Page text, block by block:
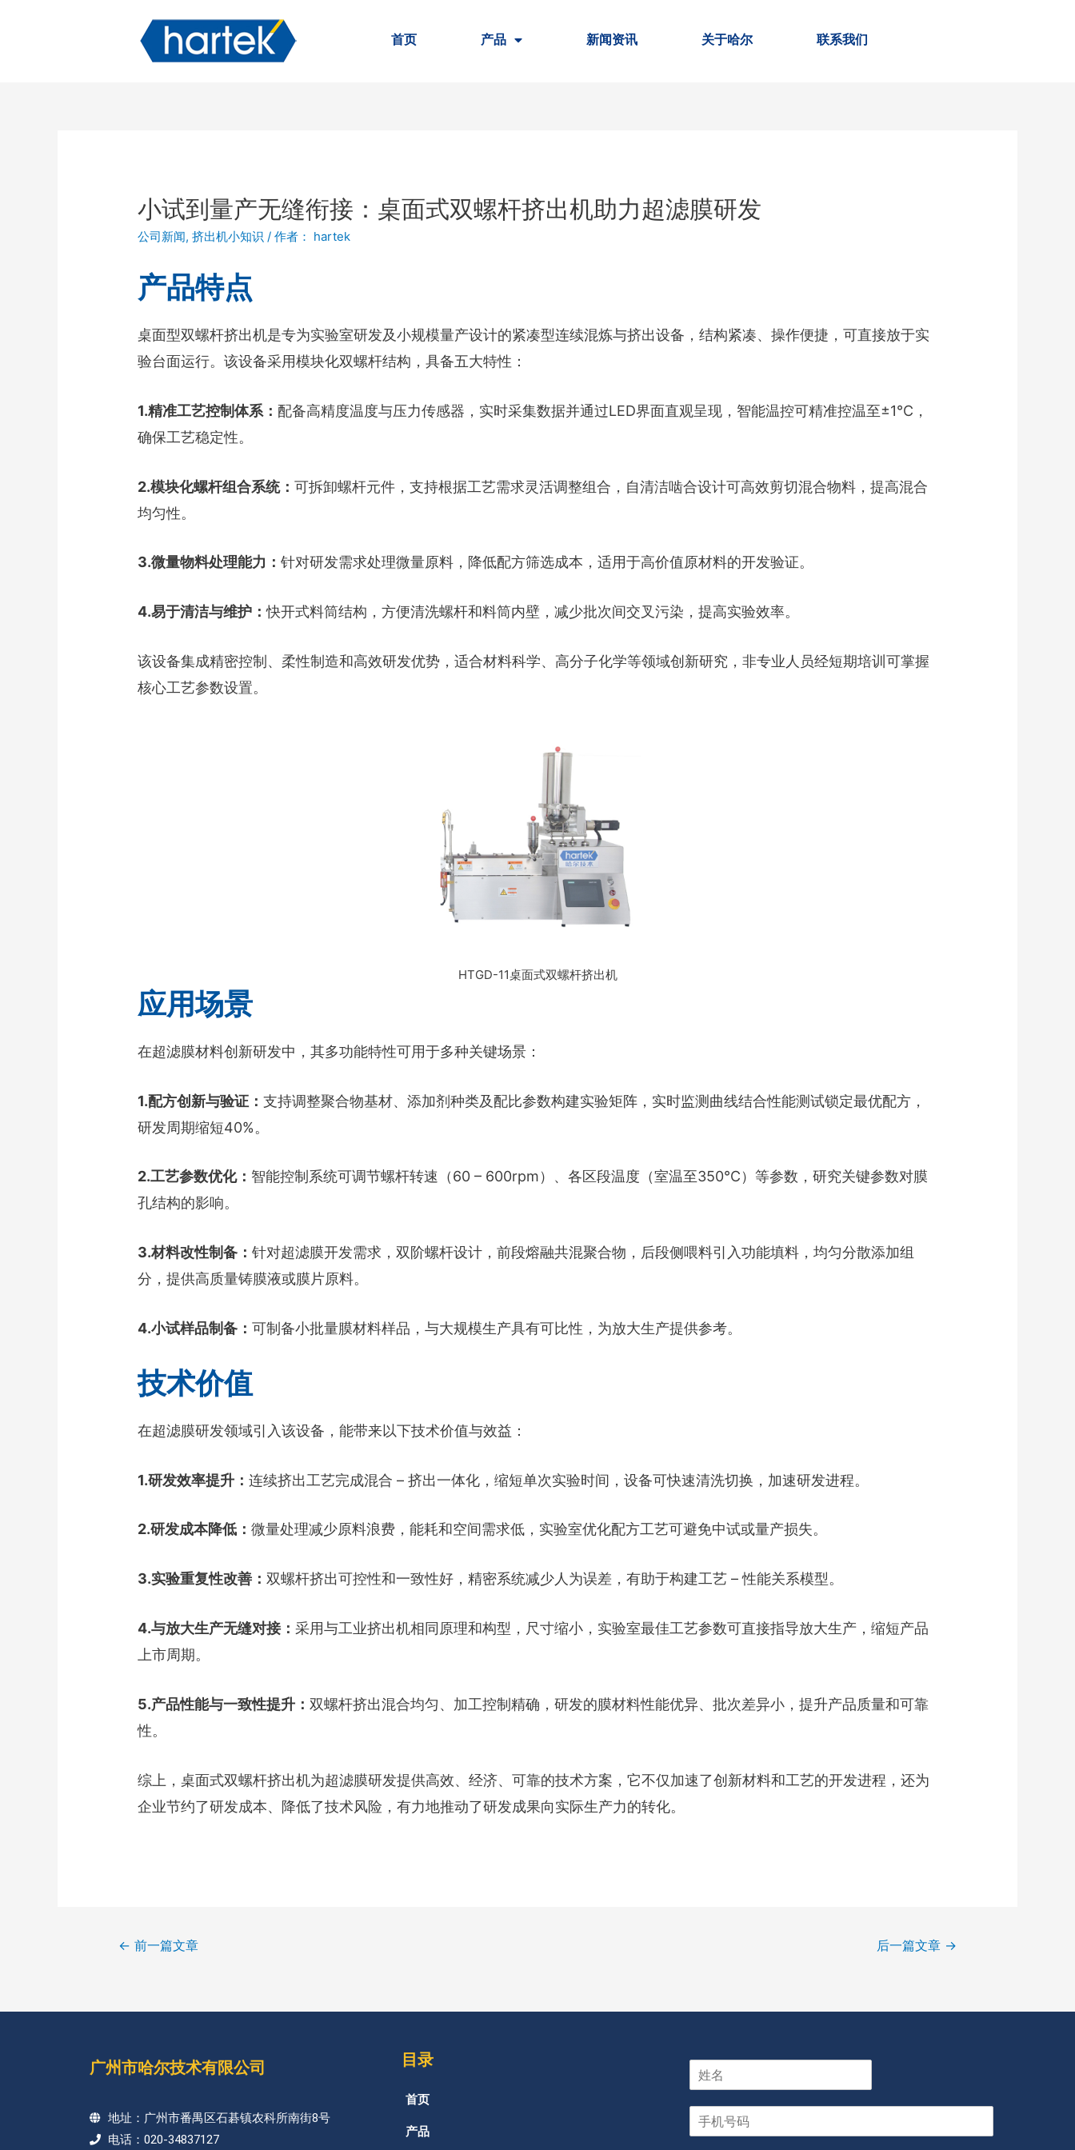
首页 产品 新闻资讯 关于哈尔 联系我们
小试到量产无缝衔接：桌面式双螺杆挤出机助力超滤膜研发
公司新闻,挤出机小知识 / 作者： hartek
产品特点
桌面型双螺杆挤出机是专为实验室研发及小规模量产设计的紧凑型连续混炼与挤出设备，结构紧凑、操作便捷，可直接放于实
验台面运行。该设备采用模块化双螺杆结构，具备五大特性：
1.精准工艺控制体系：配备高精度温度与压力传感器，实时采集数据并通过LED界面直观呈现，智能温控可精准控温至±1℃，
确保工艺稳定性。
2.模块化螺杆组合系统：可拆卸螺杆元件，支持根据工艺需求灵活调整组合，自清洁啮合设计可高效剪切混合物料，提高混合
均匀性。
3.微量物料处理能力：针对研发需求处理微量原料，降低配方筛选成本，适用于高价值原材料的开发验证。
4.易于清洁与维护：快开式料筒结构，方便清洗螺杆和料筒内壁，减少批次间交叉污染，提高实验效率。
该设备集成精密控制、柔性制造和高效研发优势，适合材料科学、高分子化学等领域创新研究，非专业人员经短期培训可掌握
核心工艺参数设置。
HTGD-11桌面式双螺杆挤出机
应用场景
在超滤膜材料创新研发中，其多功能特性可用于多种关键场景：
1.配方创新与验证：支持调整聚合物基材、添加剂种类及配比参数构建实验矩阵，实时监测曲线结合性能测试锁定最优配方，
研发周期缩短40%。
2.工艺参数优化： 智能控制系统可调节螺杆转速（60 – 600rpm）、各区段温度（室温至350℃）等参数，研究关键参数对膜
孔结构的影响。
3.材料改性制备：针对超滤膜开发需求，双阶螺杆设计，前段熔融共混聚合物，后段侧喂料引入功能填料，均匀分散添加组
分，提供高质量铸膜液或膜片原料。
4.小试样品制备：可制备小批量膜材料样品，与大规模生产具有可比性，为放大生产提供参考。
技术价值
在超滤膜研发领域引入该设备，能带来以下技术价值与效益：
1.研发效率提升：连续挤出工艺完成混合 – 挤出一体化，缩短单次实验时间，设备可快速清洗切换，加速研发进程。
2.研发成本降低：微量处理减少原料浪费，能耗和空间需求低，实验室优化配方工艺可避免中试或量产损失。
3.实验重复性改善：双螺杆挤出可控性和一致性好，精密系统减少人为误差，有助于构建工艺 – 性能关系模型。
4.与放大生产无缝对接：采用与工业挤出机相同原理和构型，尺寸缩小，实验室最佳工艺参数可直接指导放大生产，缩短产品
上市周期。
5.产品性能与一致性提升： 双螺杆挤出混合均匀、加工控制精确，研发的膜材料性能优异、批次差异小，提升产品质量和可靠
性。
综上，桌面式双螺杆挤出机为超滤膜研发提供高效、经济、可靠的技术方案，它不仅加速了创新材料和工艺的开发进程，还为
企业节约了研发成本、降低了技术风险，有力地推动了研发成果向实际生产力的转化。
← 前一篇文章 后一篇文章 →
广州市哈尔技术有限公司
地址：广州市番禺区石碁镇农科所南街8号
电话：020-34837127
目录
首页
产品